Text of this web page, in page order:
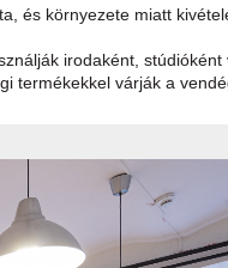
és környezete miatt
irodaként, stúdióként
termékekkel várják a